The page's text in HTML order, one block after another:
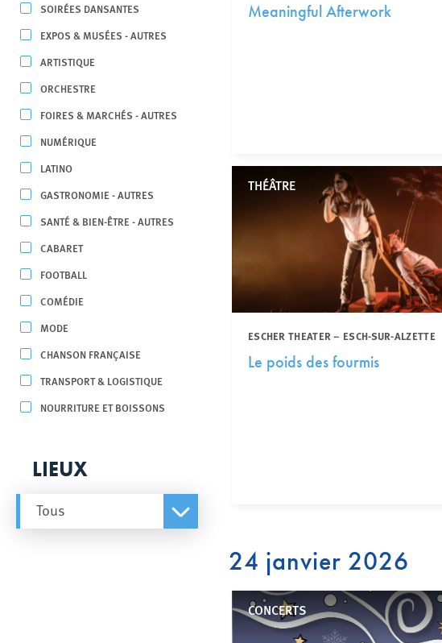
SOIRÉES DANSANTES
EXPOS & MUSÉES - AUTRES
ARTISTIQUE
ORCHESTRE
FOIRES & MARCHÉS - AUTRES
NUMÉRIQUE
LATINO
GASTRONOMIE - AUTRES
SANTÉ & BIEN-ÊTRE - AUTRES
CABARET
FOOTBALL
COMÉDIE
MODE
CHANSON FRANÇAISE
TRANSPORT & LOGISTIQUE
NOURRITURE ET BOISSONS
LIEUX
Tous
Meaningful Afterwork
THÉÂTRE
ESCHER THEATER – ESCH-SUR-ALZETTE
Le poids des fourmis
24 janvier 2026
CONCERTS